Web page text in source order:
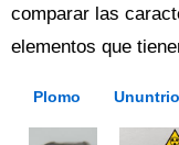
comparar las
elementos que
Plomo Ununtrio